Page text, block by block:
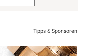
Tipps & Sponsoren